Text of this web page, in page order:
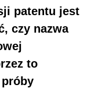
patentu jest
czy nazwa
to